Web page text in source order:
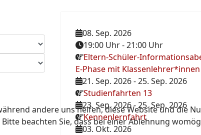
08. Sep. 2026
19:00 Uhr-21:00 Uhr
Eltern-Schüler-
E-Phase mit Klassenlehrer*innen
21. Sep. 2026-25. Sep. 2026
Studienfahrten 13
23. Sep. 2026-25. Sep. 2026
Kennenlernfahrt
03. Okt. 2026
andere uns helfen, diese Website und die
beachten Sie, dass bei einer Ablehnung